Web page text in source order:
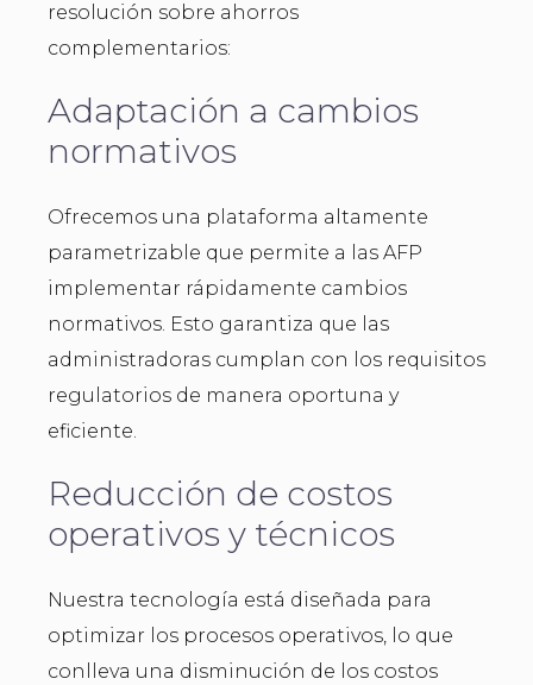
resolución sobre ahorros
complementarios:
Adaptación a cambios
normativos
Ofrecemos una plataforma altamente
parametrizable que permite a las AFP
implementar rápidamente cambios
normativos. Esto garantiza que las
administradoras cumplan con los requisitos
regulatorios de manera oportuna y
eficiente.
Reducción de costos
operativos y técnicos
Nuestra tecnología está diseñada para
optimizar los procesos operativos, lo que
conlleva una disminución de los costos